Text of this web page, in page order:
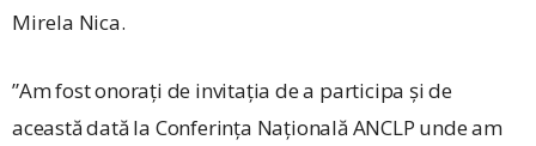
Mirela Nica.
”Am fost onorați de invitația de a participa și de
această dată la Conferința Națională ANCLP unde am